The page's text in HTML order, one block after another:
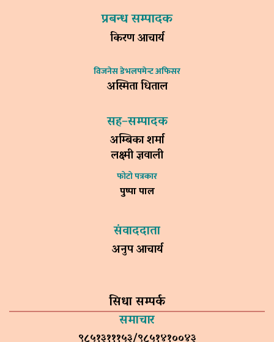
प्रबन्ध सम्पादक
किरण आचार्य
विजनेस डेभलपमेन्ट अफिसर
अस्मिता धिताल
सह–सम्पादक
अम्बिका शर्मा
लक्ष्मी ज्ञवाली
फोटो पत्रकार
पुष्पा पाल
संवाददाता
अनुप आचार्य
सिधा सम्पर्क
समाचार